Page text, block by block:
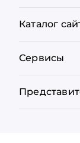
Каталог
Сервисы